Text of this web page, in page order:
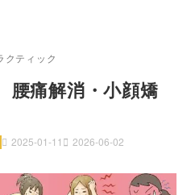
クティック
腰痛解消・小顔矯
2025-01-11 2026-06-02